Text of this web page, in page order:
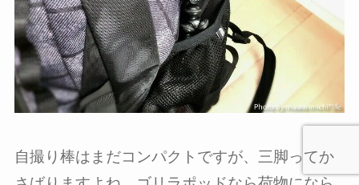
自撮り棒はまだコンパクトですが、三脚ってか